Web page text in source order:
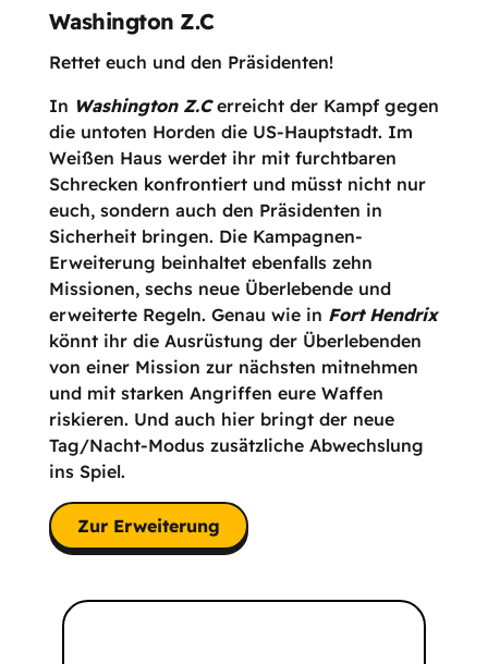
Washington Z.C
Rettet euch und den Präsidenten!
In Washington Z.Cerreicht der Kampf gegen
die untoten Horden die US-Hauptstadt. Im
Weißen Haus werdet ihr mit furchtbaren
Schrecken konfrontiert und müsst nicht nur
euch, sondern auch den Präsidenten in
Sicherheit bringen. Die Kampagnen-
Erweiterung beinhaltet ebenfalls zehn
Missionen, sechs neue Überlebende und
erweiterte Regeln. Genau wie in Fort Hendrix
könnt ihr die Ausrüstung der Überlebenden
von einer Mission zur nächsten mitnehmen
und mit starken Angriffen eure Waffen
riskieren. Und auch hier bringt der neue
Tag/Nacht-Modus zusätzliche Abwechslung
ins Spiel.
Zur Erweiterung